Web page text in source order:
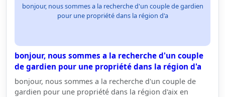
bonjour, nous sommes a la recherche d'un couple de gardien
pour une propriété dans la région d'a
bonjour, nous sommes a la recherche d'un couple
de gardien pour une propriété dans la région d'a
bonjour, nous sommes a la recherche d'un couple de
gardien pour une propriété dans la région d'aix en